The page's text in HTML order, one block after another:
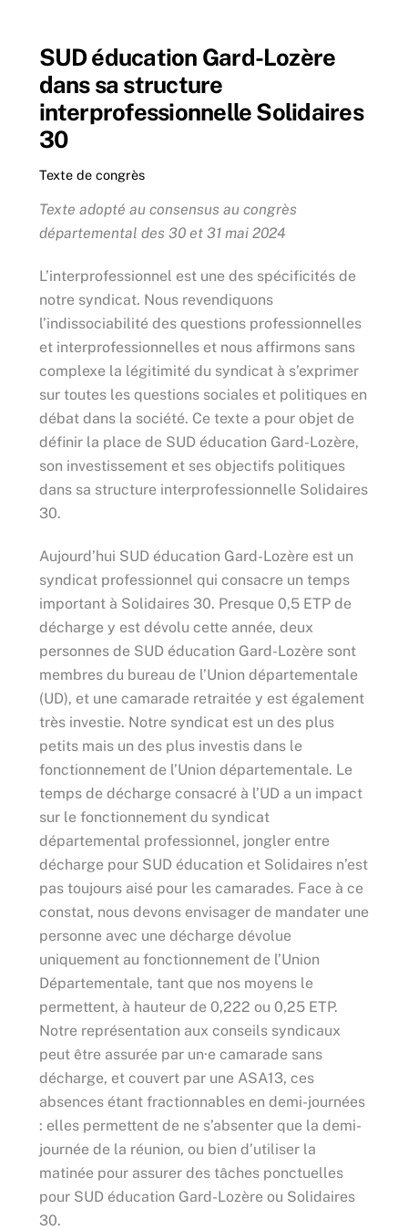
contentSUD éducation Gard-Lozère
dans sa structure
interprofessionnelle Solidaires
30
Texte de congrès
Texte adopté au consensus au congrès
départemental des 30 et 31 mai 2024
L’interprofessionnel est une des spécificités de
notre syndicat. Nous revendiquons
l’indissociabilité des questions professionnelles
et interprofessionnelles et nous affirmons sans
complexe la légitimité du syndicat à s’exprimer
sur toutes les questions sociales et politiques en
débat dans la société. Ce texte a pour objet de
définir la place de SUD éducation Gard-Lozère,
son investissement et ses objectifs politiques
dans sa structure interprofessionnelle Solidaires
30.
Aujourd’hui SUD éducation Gard-Lozère est un
syndicat professionnel qui consacre un temps
important à Solidaires 30. Presque 0,5 ETP de
décharge y est dévolu cette année, deux
personnes de SUD éducation Gard-Lozère sont
membres du bureau de l’Union départementale
(UD), et une camarade retraitée y est également
très investie. Notre syndicat est un des plus
petits mais un des plus investis dans le
fonctionnement de l’Union départementale. Le
temps de décharge consacré à l’UD a un impact
sur le fonctionnement du syndicat
départemental professionnel, jongler entre
décharge pour SUD éducation et Solidaires n’est
pas toujours aisé pour les camarades. Face à ce
constat, nous devons envisager de mandater une
personne avec une décharge dévolue
uniquement au fonctionnement de l’Union
Départementale, tant que nos moyens le
permettent, à hauteur de 0,222 ou 0,25 ETP.
Notre représentation aux conseils syndicaux
peut être assurée par un·e camarade sans
décharge, et couvert par une ASA13, ces
absences étant fractionnables en demi-journées
: elles permettent de ne s’absenter que la demi-
journée de la réunion, ou bien d’utiliser la
matinée pour assurer des tâches ponctuelles
pour SUD éducation Gard-Lozère ou Solidaires
30.
Top